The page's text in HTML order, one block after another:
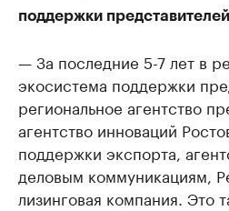
поддержки
— За последние 5-7 лет в
экосистема поддержки
региональное агентство
агентство инноваций
поддержки экспорта,
деловым коммуникациям,
лизинговая компания. Это